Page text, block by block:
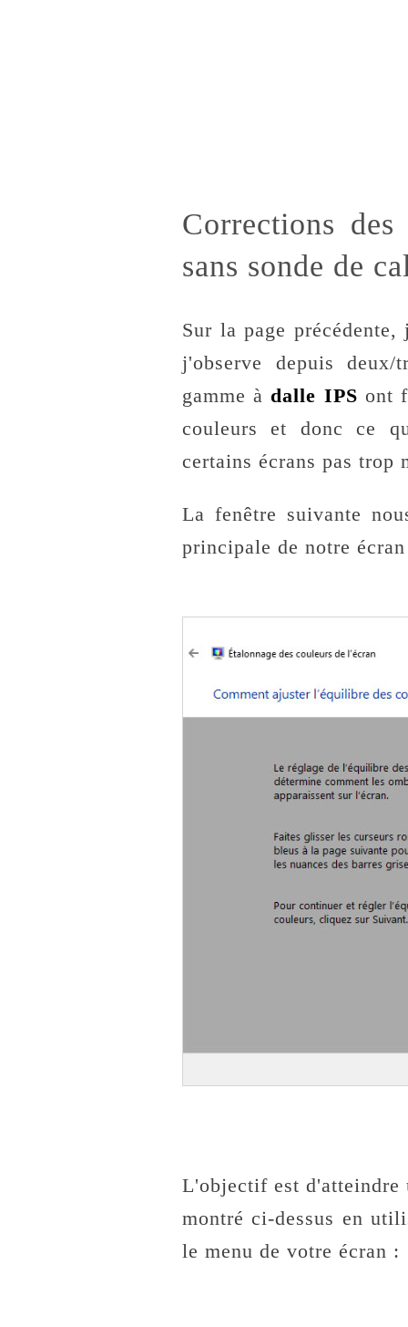
Corrections
sans sonde de
Sur la page
j'observe depuis
gamme à dalle IPS ont
couleurs et donc ce
certains écrans pas trop
La fenêtre suivante
principale de notre
L'objectif est d'atteindre
montré ci-dessus en
le menu de votre écran :